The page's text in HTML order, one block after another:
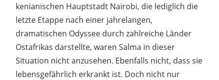
kenianischen Hauptstadt Nairobi, die lediglich die
letzte Etappe nach einer jahrelangen,
dramatischen Odyssee durch zahlreiche Länder
Ostafrikas darstellte, waren Salma in dieser
Situation nicht anzusehen. Ebenfalls nicht, dass sie
lebensgefährlich erkrankt ist. Doch nicht nur